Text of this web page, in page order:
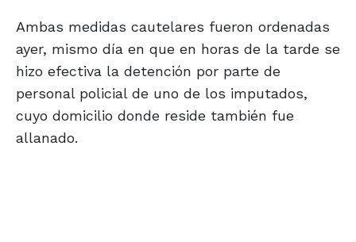
Ambas medidas cautelares fueron ordenadas
ayer, mismo día en que en horas de la tarde se
hizo efectiva la detención por parte de
personal policial de uno de los imputados,
cuyo domicilio donde reside también fue
allanado.